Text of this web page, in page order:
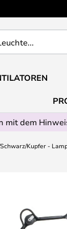
dem
Kupfer -